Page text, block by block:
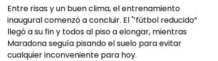
Entre risas y un buen clima, el entrenamiento
inaugural comenzó a concluir. El "’fútbol reducido”
llegó a su fin y todos al piso a elongar, mientras
Maradona seguía pisando el suelo para evitar
cualquier inconveniente para hoy.